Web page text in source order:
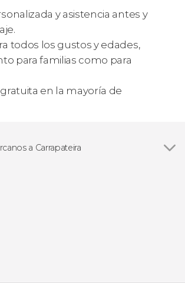
y asistencia antes y
todos los gustos y edades,
para familias como para
en la mayoría de
a Carrapateira